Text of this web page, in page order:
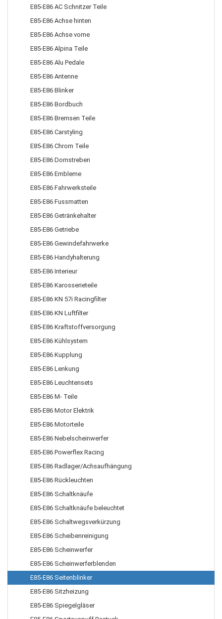
E85-E86 AC Schnitzer Teile
E85-E86 Achse hinten
E85-E86 Achse vorne
E85-E86 Alpina Teile
E85-E86 Alu Pedale
E85-E86 Antenne
E85-E86 Blinker
E85-E86 Bordbuch
E85-E86 Bremsen Teile
E85-E86 Carstyling
E85-E86 Chrom Teile
E85-E86 Domstreben
E85-E86 Embleme
E85-E86 Fahrwerksteile
E85-E86 Fussmatten
E85-E86 Getränkehalter
E85-E86 Getriebe
E85-E86 Gewindefahrwerke
E85-E86 Handyhalterung
E85-E86 Interieur
E85-E86 Karosserieteile
E85-E86 KN 57i Racingfilter
E85-E86 KN Luftfilter
E85-E86 Kraftstoffversorgung
E85-E86 Kühlsystem
E85-E86 Kupplung
E85-E86 Lenkung
E85-E86 Leuchtensets
E85-E86 M- Teile
E85-E86 Motor Elektrik
E85-E86 Motorteile
E85-E86 Nebelscheinwerfer
E85-E86 Powerflex Racing
E85-E86 Radlager/Achsaufhängung
E85-E86 Rückleuchten
E85-E86 Schaltknäufe
E85-E86 Schaltknäufe beleuchtet
E85-E86 Schaltwegsverkürzung
E85-E86 Scheibenreinigung
E85-E86 Scheinwerfer
E85-E86 Scheinwerferblenden
E85-E86 Seitenblinker
E85-E86 Sitzheizung
E85-E86 Spiegelgläser